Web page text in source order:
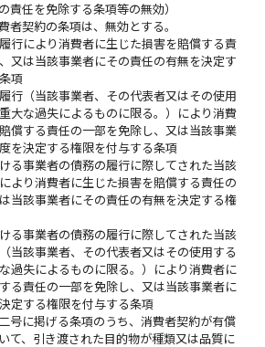
責任を免除する条項等の無効）
者契約の条項は、無効とする。
行により消費者に生じた損害を賠償する責
又は当該事業者にその責任の有無を決定す
項
行（当該事業者、その代表者又はその使用
大な過失によるものに限る。）により消費
償する責任の一部を免除し、又は当該事業
を決定する権限を付与する条項
る事業者の債務の履行に際してされた当該
より消費者に生じた損害を賠償する責任の
当該事業者にその責任の有無を決定する権
る事業者の債務の履行に際してされた当該
当該事業者、その代表者又はその使用する
過失によるものに限る。）により消費者に
る責任の一部を免除し、又は当該事業者に
定する権限を付与する条項
号に掲げる条項のうち、消費者契約が有償
て、引き渡された目的物が種類又は品質に